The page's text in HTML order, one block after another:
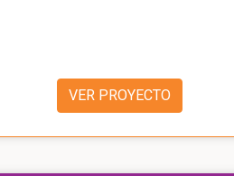
VER PROYECTO